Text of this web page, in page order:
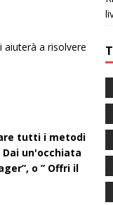
aiuterà a risolvere
tutti i metodi
un'occhiata
o ” Offri il